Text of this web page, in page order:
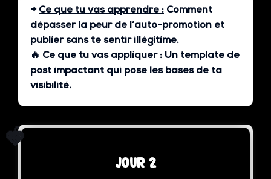
→Ce que tu vas apprendre : Comment
dépasser la peur de l’auto-promotion et
publier sans te sentir illégitime.
🔥 Ce que tu vas appliquer : Un template de
post impactant qui pose les bases de ta
visibilité.
🍓
jour 2